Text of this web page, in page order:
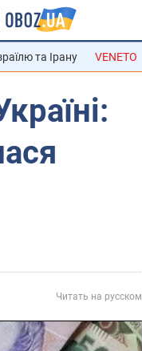
та Ірану VENETO
Читать на русском